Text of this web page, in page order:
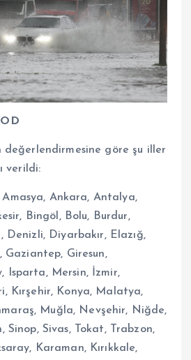
değerlendirmesine göre şu iller
verildi:
Amasya, Ankara, Antalya,
Bingöl, Bolu, Burdur,
Denizli, Diyarbakır, Elazığ,
Gaziantep, Giresun,
Isparta, Mersin, İzmir,
Kırşehir, Konya, Malatya,
Muğla, Nevşehir, Niğde,
Sinop, Sivas, Tokat, Trabzon,
Karaman, Kırıkkale,